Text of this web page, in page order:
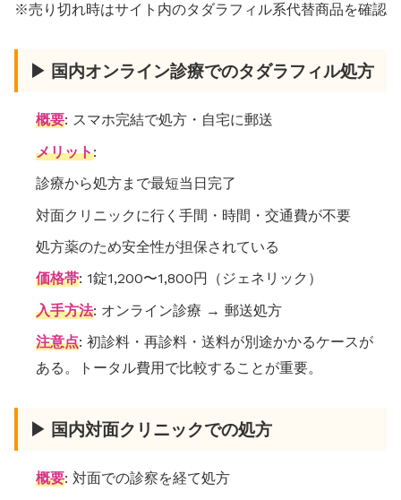
※売り切れ時はサイト内のタダラフィル系代替商品を確認
▶ 国内オンライン診療でのタダラフィル処方
概要: スマホ完結で処方・自宅に郵送
メリット:
診療から処方まで最短当日完了
対面クリニックに行く手間・時間・交通費が不要
処方薬のため安全性が担保されている
価格帯: 1錠1,200〜1,800円（ジェネリック）
入手方法: オンライン診療 → 郵送処方
注意点: 初診料・再診料・送料が別途かかるケースが
ある。トータル費用で比較することが重要。
▶ 国内対面クリニックでの処方
概要: 対面での診察を経て処方